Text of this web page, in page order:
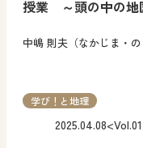
授業 ～頭の中の
中嶋 則夫（なかじま・の
2025.04.08
学び！と地理